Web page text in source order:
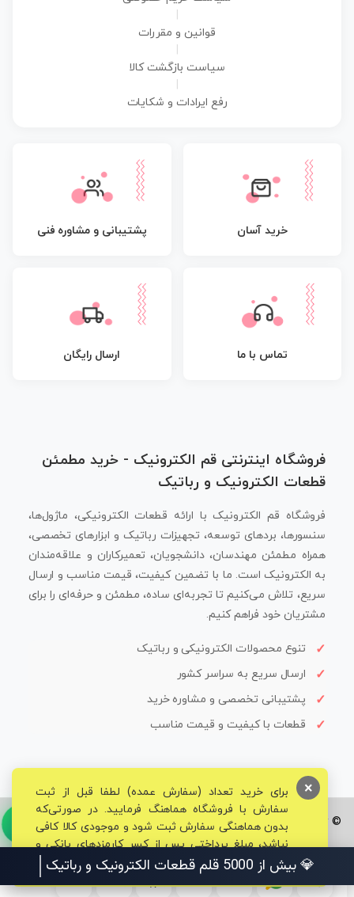
قوانین و مقررات
سیاست بازگشت کالا
رفع ایرادات و شکایات
خرید آسان پشتیبانی و مشاوره فنی
تماس با ما ارسال رایگان
فروشگاه اینترنتی قم الکترونیک - خرید مطمئن
قطعات الکترونیک و رباتیک
فروشگاه قم الکترونیک با ارائه قطعات الکترونیکی، ماژول‌ها،
سنسورها، بردهای توسعه، تجهیزات رباتیک و ابزارهای تخصصی،
همراه مطمئن مهندسان، دانشجویان، تعمیرکاران و علاقه‌مندان
به الکترونیک است. ما با تضمین کیفیت، قیمت مناسب و ارسال
سریع، تلاش می‌کنیم تا تجربه‌ای ساده، مطمئن و حرفه‌ای را برای
مشتریان خود فراهم کنیم.
تنوع محصولات الکترونیکی و رباتیک
ارسال سریع به سراسر کشور
پشتیبانی تخصصی و مشاوره خرید
قطعات با کیفیت و قیمت مناسب
© تمامی حقوق برای فروشگاه تخصصی قم الکترونیک محفوظ می‌باشد.
برای خرید تعداد (سفارش عمده) لطفا قبل از ثبت
سفارش با فروشگاه هماهنگ فرمایید. در صورتی‌که
بدون هماهنگی سفارش ثبت شود و موجودی کالا کافی
نباشد، مبلغ پرداختی پس از کسر کارمزدهای بانکی و
مالیاتی به حساب شما بازگشت داده خواهد شد.
×
💎 بیش از 5000 قلم قطعات الکترونیک و رباتیک